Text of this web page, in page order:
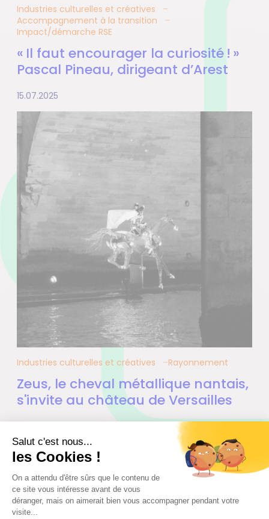
Industries culturelles et créatives
Accompagnement à la transition
Impact/démarche RSE
« Il faut encourager la curiosité ! »
Pascal Pineau, dirigeant d’Arest
15.07.2025
Industries culturelles et créatives Rayonnement
Zeus, le cheval métallique nantais,
s'invite au château de Versailles